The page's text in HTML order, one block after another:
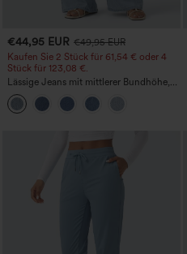
€44,95 EUR €49,95 EUR
Kaufen Sie 2 Stück für 61,54 € oder 4
Stück für 123,08 €.
Lässige Jeans mit mittlerer Bundhöhe,
Kordelzug und Taschen